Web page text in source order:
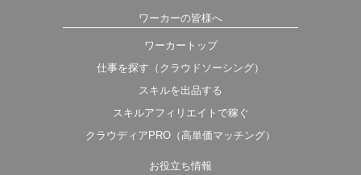
ワーカーの皆様へ
ワーカートップ
仕事を探す（クラウドソーシング）
スキルを出品する
スキルアフィリエイトで稼ぐ
クラウディアPRO（高単価マッチング）
お役立ち情報